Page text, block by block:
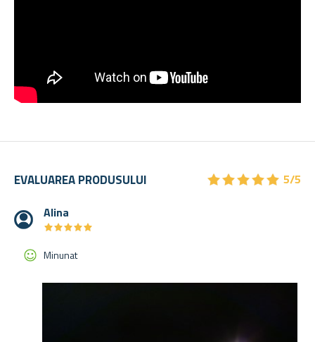
EVALUAREA PRODUSULUI ★★★★★
★★★★★ 5/5
Alina
★★★★★
★★★★★
Minunat